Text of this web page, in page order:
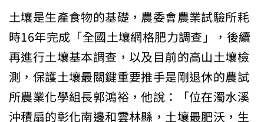
土壤是生產食物的基礎，農委會農業試驗所耗
時16年完成「全國土壤網格肥力調查」，後續
再進行土壤基本調查，以及目前的高山土壤檢
測，保護土壤最關鍵重要推手是剛退休的農試
所農業化學組長郭鴻裕，他說：「位在濁水溪